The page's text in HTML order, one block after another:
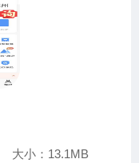
大小：13.1MB